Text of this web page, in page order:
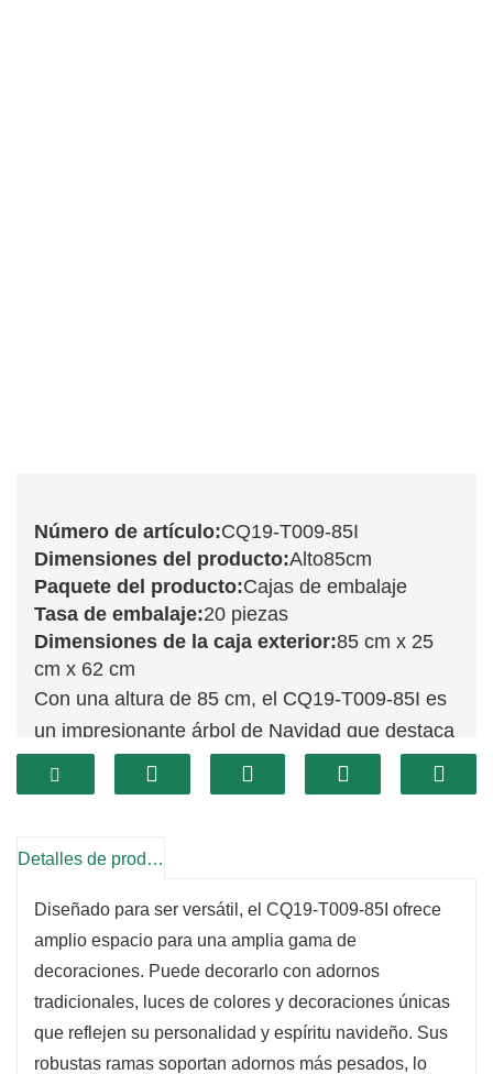
Número de artículo:CQ19-T009-85I
Dimensiones del producto:Alto85cm
Paquete del producto:Cajas de embalaje
Tasa de embalaje:20 piezas
Dimensiones de la caja exterior:85 cm x 25
cm x 62 cm
Con una altura de 85 cm, el CQ19-T009-85I es
un impresionante árbol de Navidad que destaca
en cualquier habitación. Su generosa altura y
sus ramas frondosas crean un espectáculo
realzar su decoración navideña. Este árbol es
entradas o comedores, captando la atención de
todos sus invitados.
Detalles de producto
Diseñado para ser versátil, el CQ19-T009-85I ofrece
amplio espacio para una amplia gama de
decoraciones. Puede decorarlo con adornos
tradicionales, luces de colores y decoraciones únicas
que reflejen su personalidad y espíritu navideño. Sus
robustas ramas soportan adornos más pesados, lo